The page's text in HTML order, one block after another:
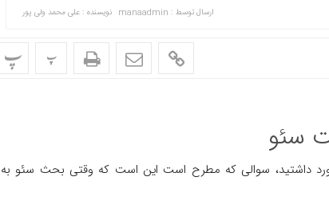
ارسال توسط : manaadmin نویسنده : علی محمد ولی پور
پ پ
سئو
داشتید، سوالی که مطرح است این است که وقتی بحث سئو به